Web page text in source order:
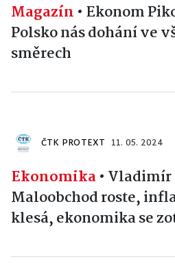
Magazín • Ekonom
Polsko nás dohání ve
směrech
ČTK PROTEXT 11. 05. 2024
Ekonomika• Vladimír
Maloobchod roste,
klesá, ekonomika se